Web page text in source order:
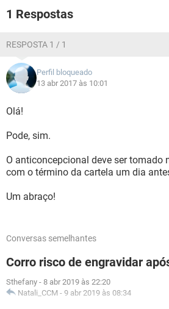
1 Respostas
RESPOSTA 1 / 1
Perfil bloqueado
13 abr 2017 às 10:01
Olá!
Pode, sim.
O anticoncepcional deve ser tomado
com o término da cartela um dia
Um abraço!
Conversas semelhantes
Corro risco de engravidar
Sthefany - 8 abr 2019 às 22:20
Natali_CCM - 9 abr 2019 às 08:34